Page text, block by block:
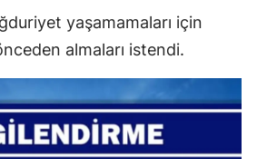
yaşamamaları için
almaları istendi.